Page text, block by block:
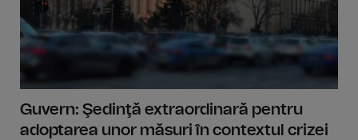
Guvern: Şedinţă extraordinară pentru
adoptarea unor măsuri în contextul crizei